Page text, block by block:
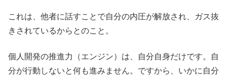
これは、他者に話すことで自分の内圧が解放され、ガス抜
きされているからとのこと。
個人開発の推進力（エンジン）は、自分自身だけです。自
分が行動しないと何も進みません。ですから、いかに自分